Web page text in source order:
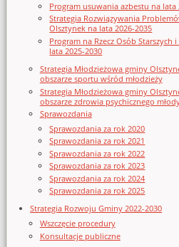
Program usuwania azbestu na lata
Strategia Rozwiązywania
Olsztynek na lata 2026-2035
Program na Rzecz Osób Starszych
lata 2025-2030
Strategia Młodzieżowa gminy
obszarze sportu wśród młodzieży
Strategia Młodzieżowa gminy
obszarze zdrowia psychicznego
Sprawozdania
Sprawozdania za rok 2020
Sprawozdania za rok 2021
Sprawozdania za rok 2022
Sprawozdania za rok 2023
Sprawozdania za rok 2024
Sprawozdania za rok 2025
Strategia Rozwoju Gminy 2022-2030
Wszczęcie procedury
Konsultacje publiczne